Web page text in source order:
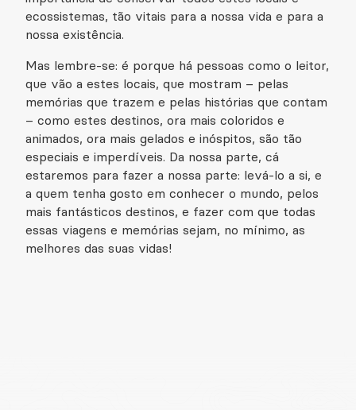
ecossistemas, tão vitais para a nossa vida e para a
nossa existência.
Mas lembre-se: é porque há pessoas como o leitor,
que vão a estes locais, que mostram – pelas
memórias que trazem e pelas histórias que contam
– como estes destinos, ora mais coloridos e
animados, ora mais gelados e inóspitos, são tão
especiais e imperdíveis. Da nossa parte, cá
estaremos para fazer a nossa parte: levá-lo a si, e
a quem tenha gosto em conhecer o mundo, pelos
mais fantásticos destinos, e fazer com que todas
essas viagens e memórias sejam, no mínimo, as
melhores das suas vidas!